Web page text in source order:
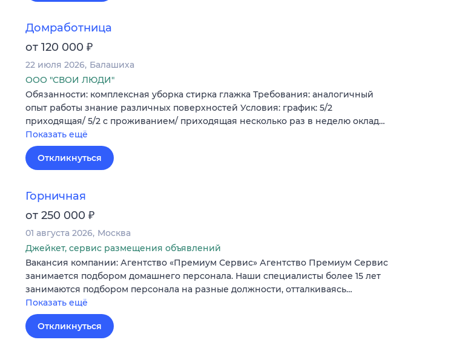
Домработница
от 120 000 ₽
22 июля 2026 Балашиха
ООО "СВОИ ЛЮДИ"
Обязанности: комплексная уборка стирка глажка Требования: аналогичный
опыт работы знание различных поверхностей Условия: график: 5/2
приходящая/ 5/2 с проживанием/ приходящая несколько раз в неделю оклад…
Показать ещё
Откликнуться
Горничная
от 250 000 ₽
01 августа 2026 Москва
Джейкет, сервис размещения объявлений
Вакансия компании: Агентство «Премиум Сервис» Агентство Премиум Сервис
занимается подбором домашнего персонала. Наши специалисты более 15 лет
занимаются подбором персонала на разные должности, отталкиваясь…
Показать ещё
Откликнуться